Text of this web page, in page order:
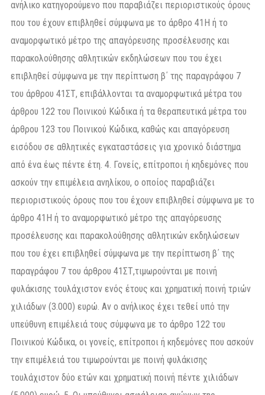
ανήλικο κατηγορούµενο που παραβιάζει περιοριστικούς όρους
που του έχουν επιβληθεί σύµφωνα µε το άρθρο 41Η ή το
αναµορφωτικό µέτρο της απαγόρευσης προσέλευσης και
παρακολούθησης αθλητικών εκδηλώσεων που του έχει
επιβληθεί σύµφωνα µε την περίπτωση β΄ της παραγράφου 7
του άρθρου 41ΣΤ, επιβάλλονται τα αναµορφωτικά µέτρα του
άρθρου 122 του Ποινικού Κώδικα ή τα θεραπευτικά µέτρα του
άρθρου 123 του Ποινικού Κώδικα, καθώς και απαγόρευση
εισόδου σε αθλητικές εγκαταστάσεις για χρονικό διάστηµα
από ένα έως πέντε έτη. 4. Γονείς, επίτροποι ή κηδεµόνες που
ασκούν την επιµέλεια ανηλίκου, ο οποίος παραβιάζει
περιοριστικούς όρους που του έχουν επιβληθεί σύµφωνα µε το
άρθρο 41Η ή το αναµορφωτικό µέτρο της απαγόρευσης
προσέλευσης και παρακολούθησης αθλητικών εκδηλώσεων
που του έχει επιβληθεί σύµφωνα µε την περίπτωση β΄ της
παραγράφου 7 του άρθρου 41ΣΤ,τιµωρούνται µε ποινή
φυλάκισης τουλάχιστον ενός έτους και χρηµατική ποινή τριών
χιλιάδων (3.000) ευρώ. Αν ο ανήλικος έχει τεθεί υπό την
υπεύθυνη επιµέλειά τους σύµφωνα µε το άρθρο 122 του
Ποινικού Κώδικα, οι γονείς, επίτροποι ή κηδεµόνες που ασκούν
την επιµέλειά του τιµωρούνται µε ποινή φυλάκισης
τουλάχιστον δύο ετών και χρηµατική ποινή πέντε χιλιάδων